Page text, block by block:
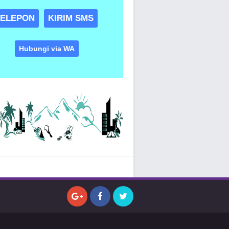
KIRIM SMS
Hubungi via WA